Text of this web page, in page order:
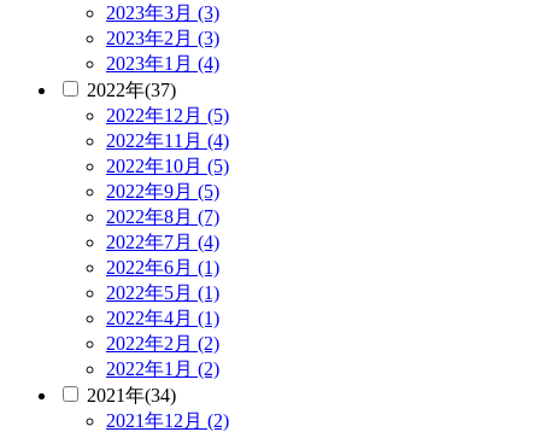
2023年3月 (3)
2023年2月 (3)
2023年1月 (4)
2022年(37)
2022年12月 (5)
2022年11月 (4)
2022年10月 (5)
2022年9月 (5)
2022年8月 (7)
2022年7月 (4)
2022年6月 (1)
2022年5月 (1)
2022年4月 (1)
2022年2月 (2)
2022年1月 (2)
2021年(34)
2021年12月 (2)